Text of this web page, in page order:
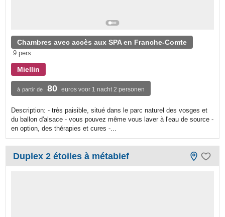
Chambres avec accès aux SPA en Franche-Comte
9 pers.
Miellin
à partir de 80 euros voor 1 nacht 2 personen
Description: - très paisible, situé dans le parc naturel des vosges et
du ballon d'alsace - vous pouvez même vous laver à l'eau de source -
en option, des thérapies et cures -...
Duplex 2 étoiles à métabief